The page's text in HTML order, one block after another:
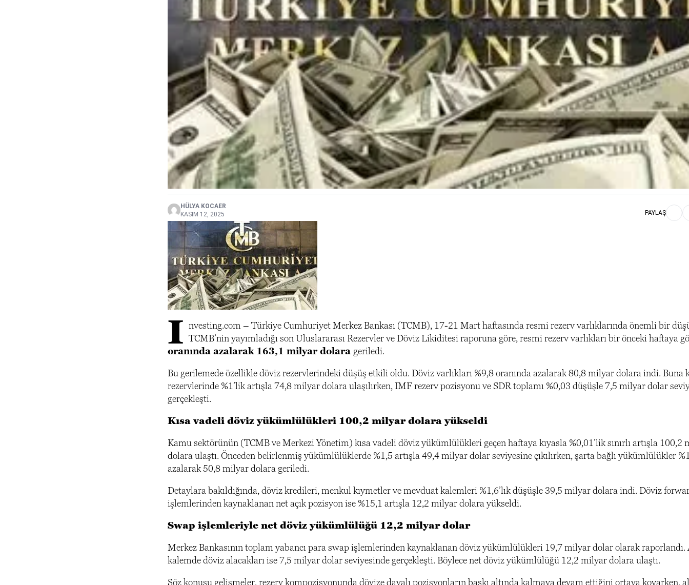
HÜLYA KOCAER
KASIM 12, 2025
PAYLAŞ
I nvesting.com – Türkiye Cumhuriyet Merkez Bankası (TCMB), 17-21 Mart haftasındaresmi rezervvarlıklarında önemli bir
TCMB’nin yayımladığı son Uluslararası Rezervler ve Döviz Likiditesi raporuna göre, resmi rezerv varlıkları bir önceki haftaya
oranında azalarak 163,1 milyar dolara geriledi.
Bu gerilemede özellikle döviz rezervlerindeki düşüş etkili oldu. Döviz varlıkları %9,8 oranında azalarak 80,8 milyar dolara indi. Buna
rezervlerinde %1’lik artışla 74,8 milyar dolara ulaşılırken, IMF rezerv pozisyonu ve SDR toplamı %0,03 düşüşle 7,5 milyar dolar
gerçekleşti.
Kısa vadeli döviz yükümlülükleri 100,2 milyar dolara yükseldi
Kamu sektörünün (TCMB ve Merkezi Yönetim) kısa vadeli döviz yükümlülükleri geçen haftaya kıyasla %0,01’lik sınırlı artışla 100,2
dolara ulaştı. Önceden belirlenmiş yükümlülüklerde %1,5 artışla 49,4 milyar dolar seviyesine çıkılırken, şarta bağlı yükümlülükler
azalarak 50,8 milyar dolara geriledi.
Detaylara bakıldığında, döviz kredileri, menkul kıymetler ve mevduat kalemleri %1,6’lık düşüşle 39,5 milyar dolara indi. Döviz
işlemlerinden kaynaklanan net açık pozisyon ise %15,1 artışla 12,2 milyar dolara yükseldi.
Swap işlemleriyle net döviz yükümlülüğü 12,2 milyar dolar
Merkez Bankasının toplam yabancı para swap işlemlerinden kaynaklanan döviz yükümlülükleri 19,7 milyar dolar olarak raporlandı.
kalemde döviz alacakları ise 7,5 milyar dolar seviyesinde gerçekleşti. Böylece net döviz yükümlülüğü 12,2 milyar dolara ulaştı.
Söz konusu gelişmeler, rezerv kompozisyonunda dövize dayalı pozisyonların baskı altında kalmaya devam ettiğini ortaya koyarken,